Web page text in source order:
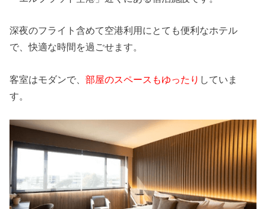
深夜のフライト含めて空港利用にとても便利なホテル
で、快適な時間を過ごせます。
客室はモダンで、部屋のスペースもゆったり していま
す。